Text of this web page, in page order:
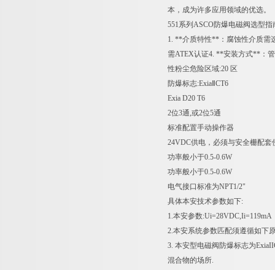
本，成为许多应用领域的优选。
551系列ASCO防爆电磁阀选型指
1. **介质特性**：腐蚀性介质需
需ATEX认证4. **安装方式**：
性粉尘危险区域:20 区
防爆标志:ExiaⅡCT6
Exia D20 T6
2位3通,或2位5通
标准配置手动操作器
24VDC供电，必须与安全栅配套
功率般小于0.5-0.6W
功率般小于0.5-0.6W
电气接口标准为NPT1/2"
具体本安技术参数如下:
1.本安参数:Ui=28VDC,Ii=119mA
2.本安系统参数匹配须遵循如下
3. 本安型电磁阀防爆标志为
混合物的场所.